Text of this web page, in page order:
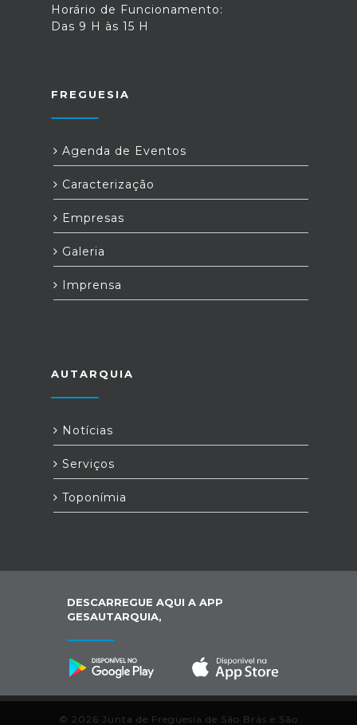
Horário de Funcionamento:
Das 9 H às 15 H
FREGUESIA
Agenda de Eventos
Caracterização
Empresas
Galeria
Imprensa
AUTARQUIA
Notícias
Serviços
Toponímia
DESCARREGUE AQUI A APP
GESAUTARQUIA,
© 2026 Junta de Freguesia de São Brás e São